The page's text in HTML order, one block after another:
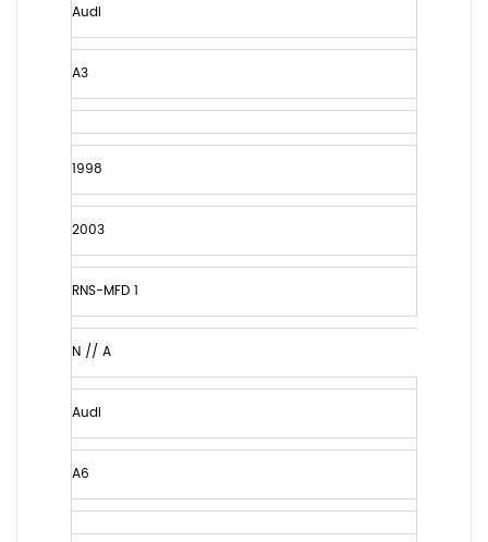
Audi
A3
1998
2003
RNS-MFD 1
N // A
Audi
A6